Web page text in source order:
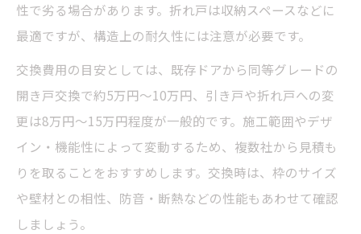
性で劣る場合があります。折れ戸は収納スペースなどに
最適ですが、構造上の耐久性には注意が必要です。
交換費用の目安としては、既存ドアから同等グレードの
開き戸交換で約5万円〜10万円、引き戸や折れ戸への変
更は8万円〜15万円程度が一般的です。施工範囲やデザ
イン・機能性によって変動するため、複数社から見積も
りを取ることをおすすめします。交換時は、枠のサイズ
や壁材との相性、防音・断熱などの性能もあわせて確認
しましょう。